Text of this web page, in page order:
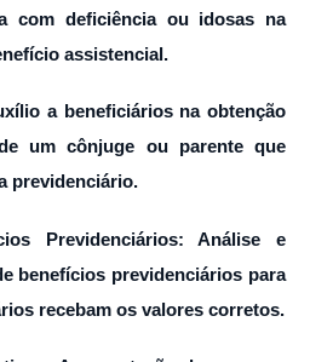
com deficiência ou idosas na
assistencial.
a beneficiários na obtenção
um cônjuge ou parente que
previdenciário.
Previdenciários: Análise e
benefícios previdenciários para
recebam os valores corretos.